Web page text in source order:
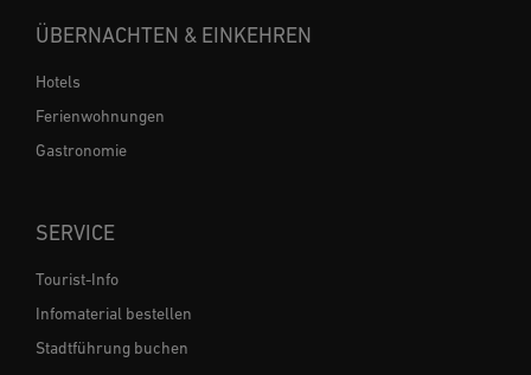
ÜBERNACHTEN & EINKEHREN
Hotels
Ferienwohnungen
Gastronomie
SERVICE
Tourist-Info
Infomaterial bestellen
Stadtführung buchen